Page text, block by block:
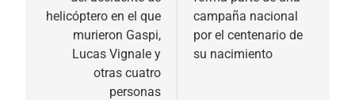
helicóptero en el que
murieron Gaspi,
Lucas Vignale y
otras cuatro
personas
campaña nacional
por el centenario de
su nacimiento